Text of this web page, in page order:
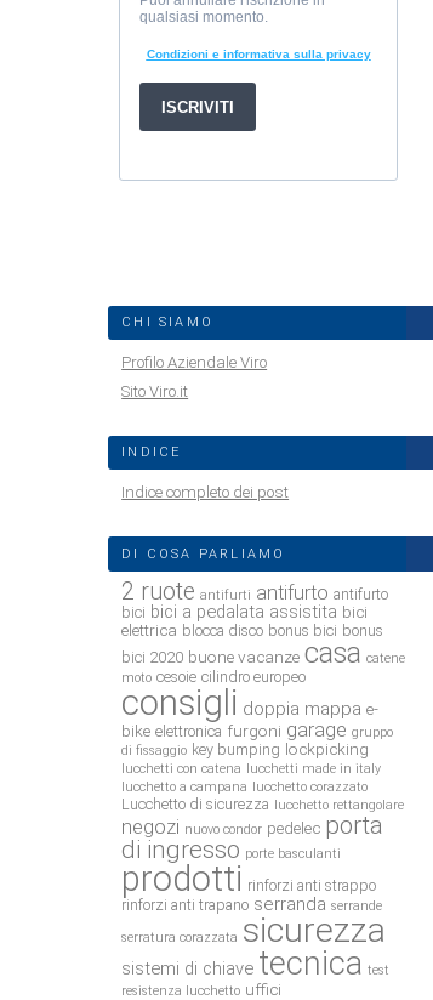
CHI SIAMO
Profilo Aziendale Viro
Sito Viro.it
INDICE
Indice completo dei post
DI COSA PARLIAMO
2 ruote antifurti antifurto antifurto
bici bici a pedalata assistita bici
elettrica blocca disco bonus bici bonus
bici 2020 buone vacanze casa catene
moto cesoie cilindro europeo
consigli doppia mappa e-
bike elettronica furgoni garage gruppo
di fissaggio key bumping lockpicking
lucchetti con catena lucchetti made in italy
lucchetto a campana lucchetto corazzato
Lucchetto di sicurezza lucchetto rettangolare
negozi nuovo condor pedelec porta
di ingresso porte basculanti
prodotti rinforzi anti strappo
rinforzi anti trapano serranda serrande
serratura corazzata sicurezza
sistemi di chiave tecnica test
resistenza lucchetto uffici